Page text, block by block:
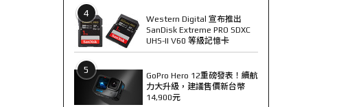
4
Western Digital 宣布推出
SanDisk Extreme PRO SDXC
UHS-II V60 等級記憶卡
5
GoPro Hero 12重磅發表！續航
力大升級，建議售價新台幣
14,900元